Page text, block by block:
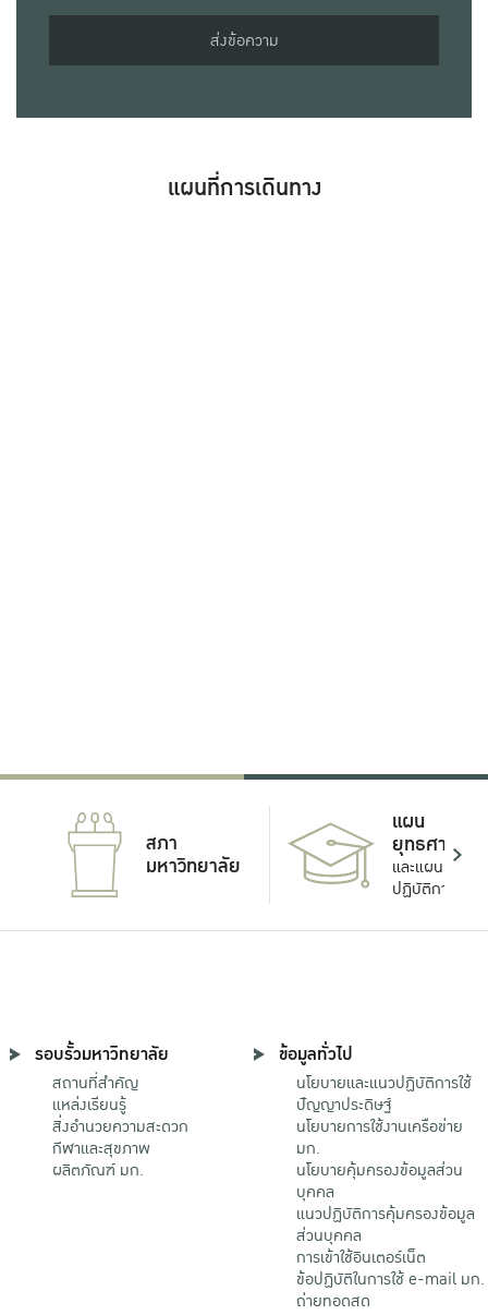
ส่งข้อความ
แผนที่การเดินทาง
สภา
มหาวิทยาลัย
แผน
ยุทธศาสตร์
และแผน
ปฏิบัติการ
รอบรั้วมหาวิทยาลัย
สถานที่สำคัญ
แหล่งเรียนรู้
สิ่งอำนวยความสะดวก
กีฬาและสุขภาพ
ผลิตภัณฑ์ มก.
ข้อมูลทั่วไป
นโยบายและแนวปฏิบัติการใช้
ปัญญาประดิษฐ์
นโยบายการใช้งานเครือข่าย
มก.
นโยบายคุ้มครองข้อมูลส่วน
บุคคล
แนวปฏิบัติการคุ้มครองข้อมูล
ส่วนบุคคล
การเข้าใช้อินเตอร์เน็ต
ข้อปฏิบัติในการใช้ e-mail มก.
ถ่ายทอดสด